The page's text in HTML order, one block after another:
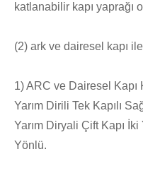
katlanabilir kapı yaprağı
(2) ark ve dairesel kapı ile
1) ARC ve Dairesel Kapı
Yarım Dirili Tek Kapılı
Yarım Diryali Çift Kapı
Yönlü.